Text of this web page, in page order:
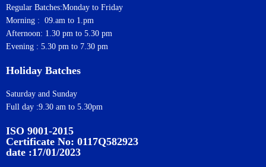
Regular Batches:Monday to Friday
Morning : 09.am to 1.pm
Afternoon: 1.30 pm to 5.30 pm
Evening : 5.30 pm to 7.30 pm
Holiday Batches
Saturday and Sunday
Full day :9.30 am to 5.30pm
ISO 9001-2015
Certificate No: 0117Q582923
date :17/01/2023